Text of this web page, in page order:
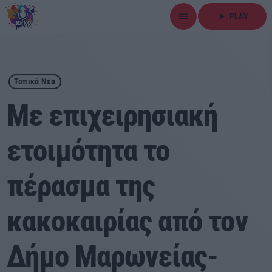
menu play_arrow PLAY
close
play_arrow ΕΡΚΟ
Αρχική
Εκπομπές
Αθλητικά
Τοπικά Νέα
Με επιχειρησιακή
ετοιμότητα το
πέρασμα της
κακοκαιρίας από τον
Δήμο Μαρωνείας-